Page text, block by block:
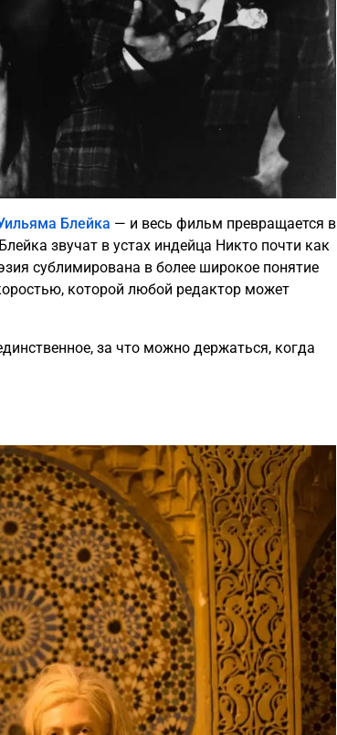
Блейка — и весь фильм превращается в
звучат в устах индейца Никто почти как
сублимирована в более широкое понятие
которой любой редактор может
за что можно держаться, когда